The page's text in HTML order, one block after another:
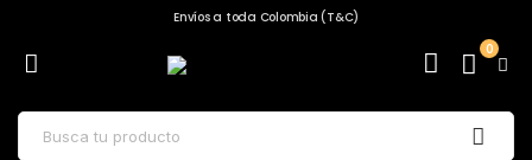
Envíos a toda Colombia (T&C)
0